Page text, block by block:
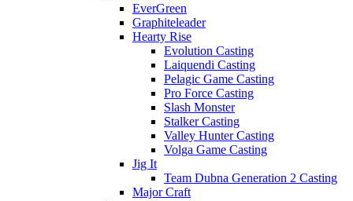
EverGreen
Graphiteleader
Hearty Rise
Evolution Casting
Laiquendi Casting
Pelagic Game Casting
Pro Force Casting
Slash Monster
Stalker Casting
Valley Hunter Casting
Volga Game Casting
Jig It
Team Dubna Generation 2 Casting
Major Craft